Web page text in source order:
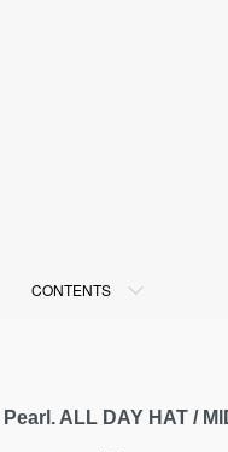
CONTENTS
Pearl. ALL DAY HAT /